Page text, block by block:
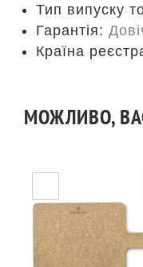
Тип випуску
Гарантія:
Країна
МОЖЛИВО,